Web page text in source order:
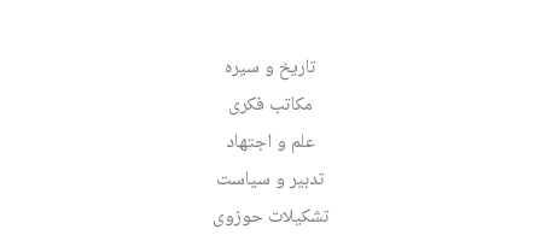
تاریخ و سیره
مکاتب فکری
علم و اجتهاد
تدبیر و سیاست
تشکیلات حوزوی